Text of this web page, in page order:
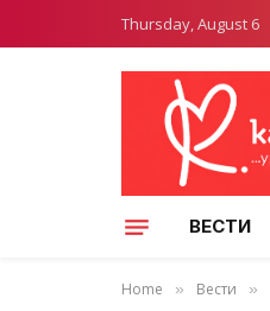
Thursday, August 6
ВЕСТИ
Home » Вести »